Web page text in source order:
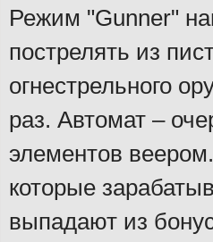
Режим "Gunner"
пострелять из
огнестрельного
раз. Автомат –
элементов
которые
выпадают из